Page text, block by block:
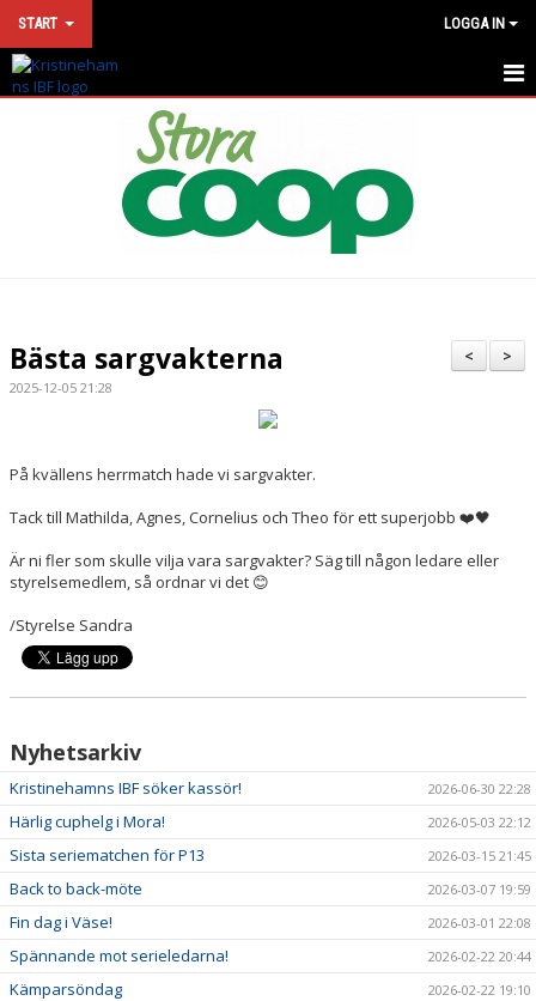
START LOGGA IN
KALENDER
DOKUMENT
OM KLUBBEN
MEDLEMSKAP
TRÄNINGSTIDER
FÖRENINGSKLÄDER
KIOSK
DOMARE
>
<
Bästa sargvakterna
2025-12-05 21:28
På kvällens herrmatch hade vi sargvakter.
Tack till Mathilda, Agnes, Cornelius och Theo för ett superjobb ❤️🖤
Är ni fler som skulle vilja vara sargvakter? Säg till någon ledare eller
styrelsemedlem, så ordnar vi det 😊
/Styrelse Sandra
Nyhetsarkiv
Kristinehamns IBF söker kassör! 2026-06-30 22:28
Härlig cuphelg i Mora! 2026-05-03 22:12
Sista seriematchen för P13 2026-03-15 21:45
Back to back-möte 2026-03-07 19:59
Fin dag i Väse! 2026-03-01 22:08
Spännande mot serieledarna! 2026-02-22 20:44
Kämparsöndag 2026-02-22 19:10